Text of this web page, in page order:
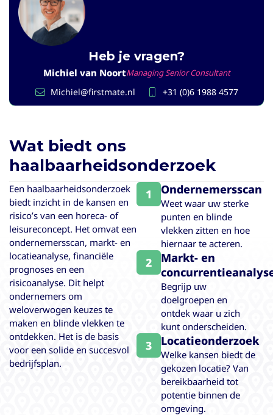
Heb je vragen?
Michiel van NoortManaging Senior Consultant
Michiel@firstmate.nl +31 (0)6 1988 4577
Wat biedt ons
haalbaarheidsonderzoek
Een haalbaarheidsonderzoek
biedt inzicht in de kansen en
risico’s van een horeca- of
leisureconcept. Het omvat een
ondernemersscan, markt- en
locatieanalyse, financiële
prognoses en een
risicoanalyse. Dit helpt
ondernemers om
weloverwogen keuzes te
maken en blinde vlekken te
ontdekken. Het is de basis
voor een solide en succesvol
bedrijfsplan.
1 Ondernemersscan
Weet waar uw sterke
punten en blinde
vlekken zitten en hoe
hiernaar te acteren.
2
Markt- en
Begrijp uw
doelgroepen en
ontdek waar u zich
kunt onderscheiden.
3 Locatieonderzoek
Welke kansen biedt de
gekozen locatie? Van
bereikbaarheid tot
potentie binnen de
omgeving.